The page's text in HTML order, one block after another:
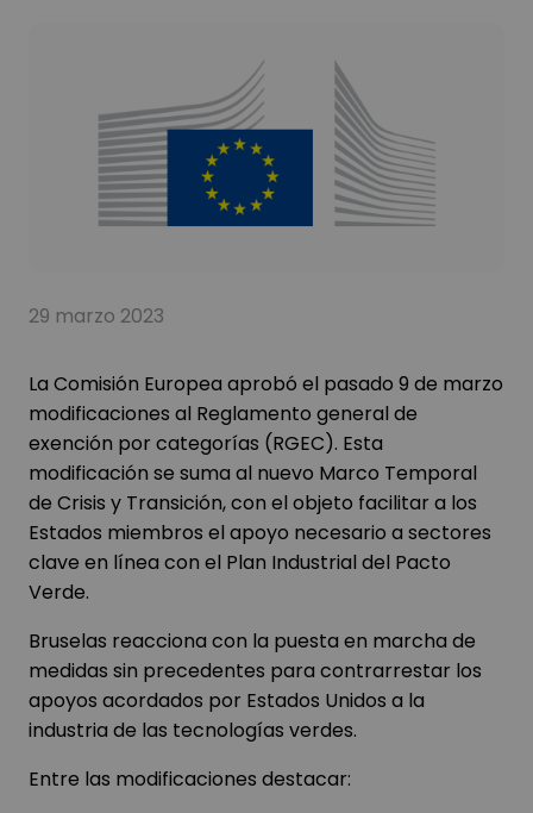
29 marzo 2023
La Comisión Europea aprobó el pasado 9 de marzo
modificaciones al Reglamento general de
exención por categorías (RGEC). Esta
modificación se suma al nuevo Marco Temporal
de Crisis y Transición, con el objeto facilitar a los
Estados miembros el apoyo necesario a sectores
clave en línea con el Plan Industrial del Pacto
Verde.
Bruselas reacciona con la puesta en marcha de
medidas sin precedentes para contrarrestar los
apoyos acordados por Estados Unidos a la
industria de las tecnologías verdes.
Entre las modificaciones destacar: